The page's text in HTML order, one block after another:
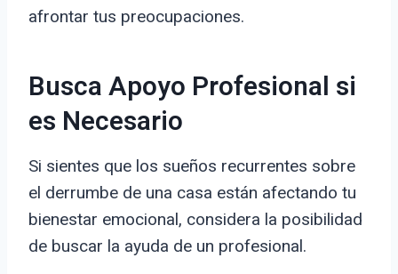
afrontar tus preocupaciones.
Busca Apoyo Profesional si
es Necesario
Si sientes que los sueños recurrentes sobre
el derrumbe de una casa están afectando tu
bienestar emocional, considera la posibilidad
de buscar la ayuda de un profesional.